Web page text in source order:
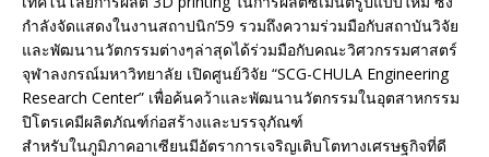
กำลังจัดแสดงในงานสถาปนิก’59 รวมถึงความร่วมมือกับสถาบันวิจัย
และพัฒนานวัตกรรมต่างๆล่าสุดได้ร่วมมือกับคณะวิศวกรรมศาสตร์
จุฬาลงกรณ์มหาวิทยาลัย เปิดศูนย์วิจัย “SCG-CHULA Engineering
Research Center” เพื่อค้นคว้าและพัฒนานวัตกรรมในอุตสาหกรรม
ปิโตรเคมีผลิตภัณฑ์ก่อสร้างและบรรจุภัณฑ์
สำหรับในภูมิภาคอาเซียนมีอัตราการเจริญเติบโตทางเศรษฐกิจที่ดี